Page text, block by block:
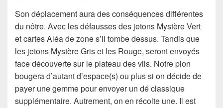
Son déplacement aura des conséquences différentes
du nôtre. Avec les défausses des jetons Mystère Vert
et cartes Aléa de zone s’il tombe dessus. Tandis que
les jetons Mystère Gris et les Rouge, seront envoyés
face découverte sur le plateau des vils. Notre pion
bougera d’autant d’espace(s) ou plus si on décide de
payer une gemme pour envoyer un dé classique
supplémentaire. Autrement, on en récolte une. Il est